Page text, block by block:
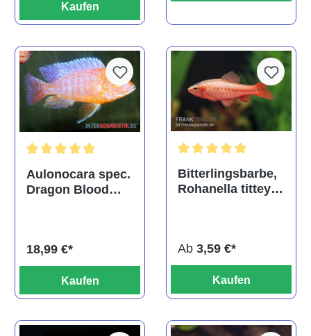
Kaufen
Durchschnittliche Bewertung von 5 von 5 Sternen
Aulonocara spec.
Dragon Blood
18,99 €*
Kaufen
Bitterlingsbarbe,
Rohanella titteya,
Ab 3,59 €*
Kaufen